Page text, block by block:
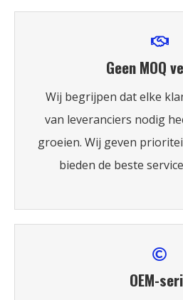
Geen MOQ
Wij begrijpen dat elke
van leveranciers nodig
groeien. Wij geven
bieden de beste
OEM-